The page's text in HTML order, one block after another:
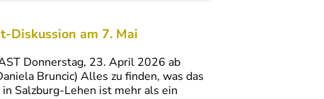
Diskussion am 7. Mai
Donnerstag, 23. April 2026 ab
Bruncic) Alles zu finden, was das
Salzburg-Lehen ist mehr als ein